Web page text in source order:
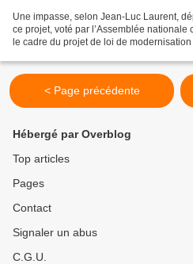
Une impasse, selon Jean-Luc Laurent,
ce projet, voté par l’Assemblée
le cadre du projet de loi de
< Page précédente
Hébergé par Overblog
Top articles
Pages
Contact
Signaler un abus
C.G.U.